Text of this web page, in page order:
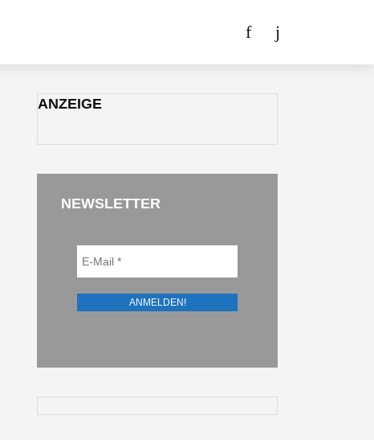
ANZEIGE
NEWSLETTER